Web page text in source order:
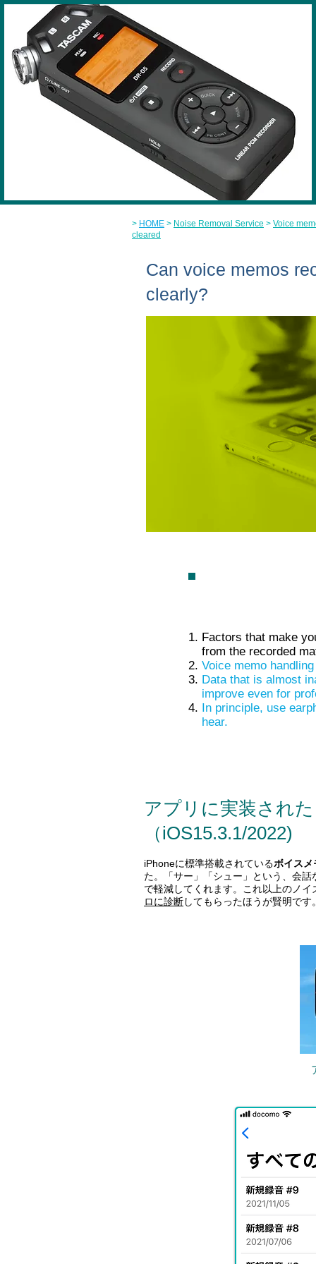
> HOME > Noise Removal Service > Voice
cleared
Can voice memos
clearly?
Factors that make
from the recorded
Voice memo
Data that is almost
improve even for
In principle, use
hear.
アプリに実装され
（iOS15.3.1/2022)
iPhoneに標準搭載されているボイスメ
た。「サー」「シュー」という、会
で軽減してくれます。これ以上のノ
ロに診断してもらったほうが賢明です